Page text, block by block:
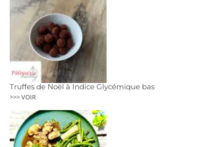
Truffes de Noël à Indice Glycémique bas
>>> VOIR